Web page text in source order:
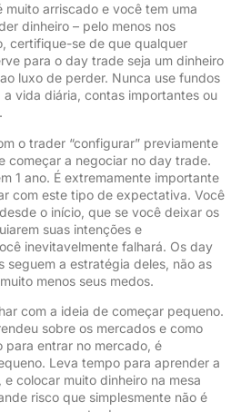
arriscado e você tem uma
dinheiro – pelo menos nos
certifique-se de que qualquer
para o day trade seja um dinheiro
luxo de perder. Nunca use fundos
vida diária, contas importantes ou
o trader “configurar” previamente
começar a negociar no day trade.
1 ano. É extremamente importante
com este tipo de expectativa. Você
o início, que se você deixar os
suas intenções e
inevitavelmente falhará. Os day
seguem a estratégia deles, não as
menos seus medos.
com a ideia de começar pequeno.
sobre os mercados e como
para entrar no mercado, é
Leva tempo para aprender a
colocar muito dinheiro na mesa
risco que simplesmente não é